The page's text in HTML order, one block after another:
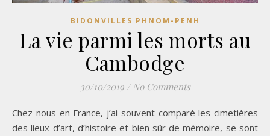
BIDONVILLES PHNOM-PENH
La vie parmi les morts au
Cambodge
30/10/2019 / No Comments
Chez nous en France, j’ai souvent comparé les cimetières
des lieux d’art, d’histoire et bien sûr de mémoire, se sont